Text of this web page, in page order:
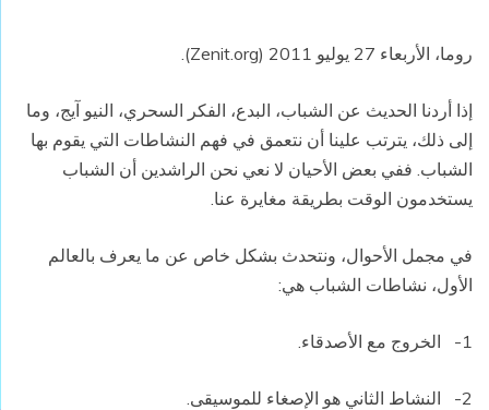
روما، الأربعاء 27 يوليو 2011 ( Zenit.org
).
إذا أردنا الحديث عن الشباب، البدع، الفكر السحري، النيو آيج، وما
إلى ذلك، يترتب علينا أن نتعمق في فهم النشاطات التي يقوم بها
الشباب. ففي بعض الأحيان لا نعي نحن الراشدين أن الشباب
يستخدمون الوقت بطريقة مغايرة عنا.
في مجمل الأحوال، ونتحدث بشكل خاص عن ما يعرف بالعالم
الأول، نشاطات الشباب هي:
1- الخروج مع الأصدقاء.
2- النشاط الثاني هو الإصغاء للموسيقى.